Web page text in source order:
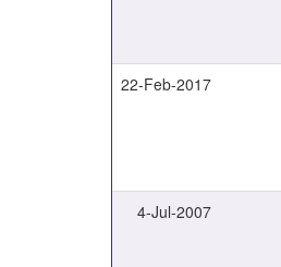
22-Feb-2017
4-Jul-2007